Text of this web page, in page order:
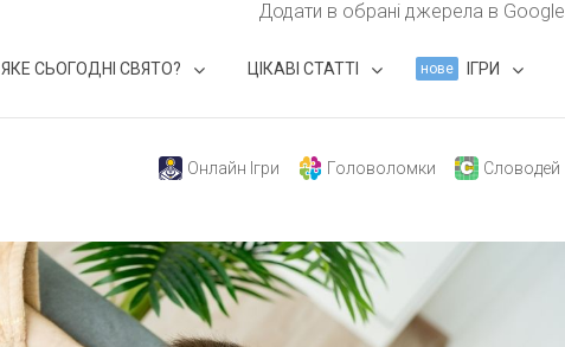
Додати в обрані джерела в Google
ЯКЕ СЬОГОДНІ СВЯТО? ЦІКАВІ СТАТТІ нове ІГРИ
Онлайн Ігри Головоломки Словодей